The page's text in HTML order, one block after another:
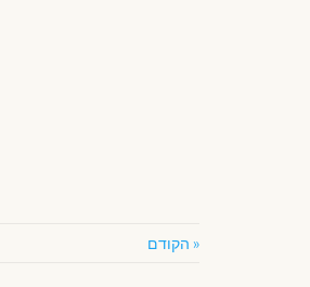
« הקודם